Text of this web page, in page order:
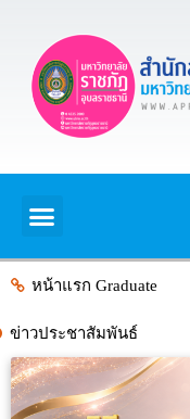
หน้าแรก Graduate
ข่าวประชาสัมพันธ์